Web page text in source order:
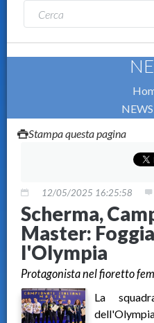
NEWS
Stampa questa pagina
12/05/2025 16:25:58
Scherma,
Master:
l'Olympia
Protagonista nel fioretto
La